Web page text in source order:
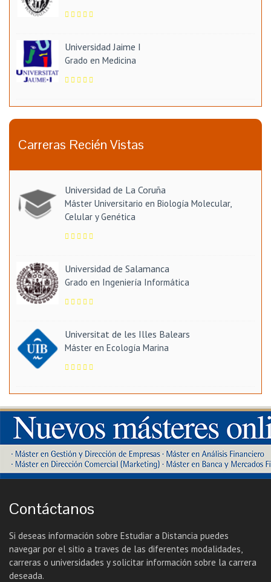
Universidad Jaime I
Grado en Medicina
Carreras Recién Vistas
Universidad de La Coruña
Máster Universitario en Biología Molecular,
Celular y Genética
Universidad de Salamanca
Grado en Ingeniería Informática
Universitat de les Illes Balears
Máster en Ecología Marina
Contáctanos
Si deseas información sobre Estudiar a Distancia puedes
navegar por el sitio a traves de las diferentes modalidades,
carreras o universidades y solicitar información sobre la carrera
deseada.